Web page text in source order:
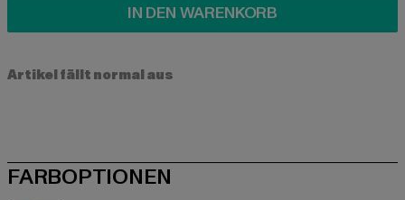
IN DEN WARENKORB
Artikel fällt normal aus
FARBOPTIONEN